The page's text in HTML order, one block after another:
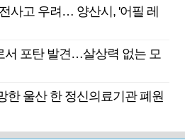
사고 우려… 양산시, '어필 레
서 포탄 발견…살상력 없는 모
한 울산 한 정신의료기관 폐원